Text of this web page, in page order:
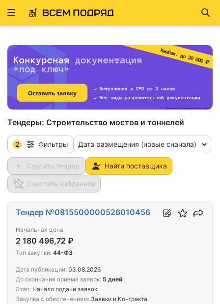
Развернуть
Тендеры: Строительство мостов и тоннелей
2 Фильтры Дата размещения (новые сначала)
Создать тендер Найти поставщика
Очистить избранное
Тендер №0815500000526010456
Начальная цена
2 180 496,72 ₽
Тип закупки: 44-ФЗ
Дата публикации: 03.08.2026
До окончания приема заявок: 5 дней
Этап: Начало подачи заявок
Закупка с обеспечением: Заявки и Контракта